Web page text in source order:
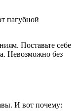
пагубной
Поставьте себе
Невозможно без
И вот почему: